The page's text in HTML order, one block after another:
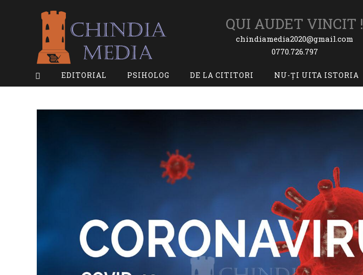
QUI AUDET VINCIT !
chindiamedia2020@gmail.com
0770.726.797
EDITORIAL PSIHOLOG DE LA CITITORI NU-ȚI UITA ISTORIA